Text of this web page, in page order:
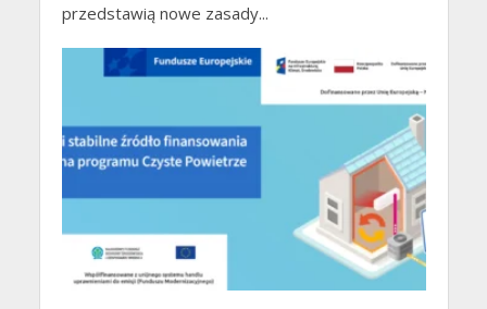
przedstawią nowe zasady...